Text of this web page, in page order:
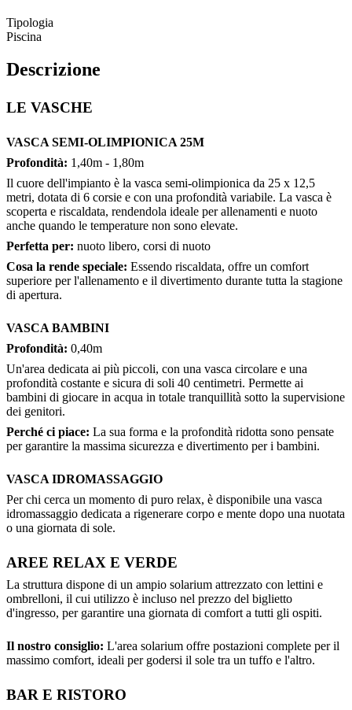
Tipologia
Piscina
Descrizione
LE VASCHE
VASCA SEMI-OLIMPIONICA 25M
Profondità: 1,40m - 1,80m
Il cuore dell'impianto è la vasca semi-olimpionica da 25 x 12,5
metri, dotata di 6 corsie e con una profondità variabile. La vasca è
scoperta e riscaldata, rendendola ideale per allenamenti e nuoto
anche quando le temperature non sono elevate.
Perfetta per: nuoto libero, corsi di nuoto
Cosa la rende speciale: Essendo riscaldata, offre un comfort
superiore per l'allenamento e il divertimento durante tutta la stagione
di apertura.
VASCA BAMBINI
Profondità: 0,40m
Un'area dedicata ai più piccoli, con una vasca circolare e una
profondità costante e sicura di soli 40 centimetri. Permette ai
bambini di giocare in acqua in totale tranquillità sotto la supervisione
dei genitori.
Perché ci piace: La sua forma e la profondità ridotta sono pensate
per garantire la massima sicurezza e divertimento per i bambini.
VASCA IDROMASSAGGIO
Per chi cerca un momento di puro relax, è disponibile una vasca
idromassaggio dedicata a rigenerare corpo e mente dopo una nuotata
o una giornata di sole.
AREE RELAX E VERDE
La struttura dispone di un ampio solarium attrezzato con lettini e
ombrelloni, il cui utilizzo è incluso nel prezzo del biglietto
d'ingresso, per garantire una giornata di comfort a tutti gli ospiti.
Il nostro consiglio: L'area solarium offre postazioni complete per il
massimo comfort, ideali per godersi il sole tra un tuffo e l'altro.
BAR E RISTORO